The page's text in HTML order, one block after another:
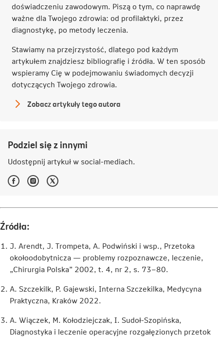
doświadczeniu zawodowym. Piszą o tym, co naprawdę
ważne dla Twojego zdrowia: od profilaktyki, przez
diagnostykę, po metody leczenia.
Stawiamy na przejrzystość, dlatego pod każdym
artykułem znajdziesz bibliografię i źródła. W ten sposób
wspieramy Cię w podejmowaniu świadomych decyzji
dotyczących Twojego zdrowia.
Redakcja
Zobacz artykuły tego autora
Podziel się z innymi
Udostępnij artykuł w social-mediach.
Facebook
-
się
nowej
karcie
Instagram
-
się
Twitter
-
się
Źródła:
J. Arendt, J. Trompeta, A. Podwiński i wsp., Przetoka
okołoodobytnicza — problemy rozpoznawcze, leczenie,
„Chirurgia Polska” 2002, t. 4, nr 2, s. 73–80.
A. Szczekilk, P. Gajewski, Interna Szczekilka, Medycyna
Praktyczna, Kraków 2022.
A. Wiączek, M. Kołodziejczak, I. Sudoł-Szopińska,
Diagnostyka i leczenie operacyjne rozgałęzionych przetok